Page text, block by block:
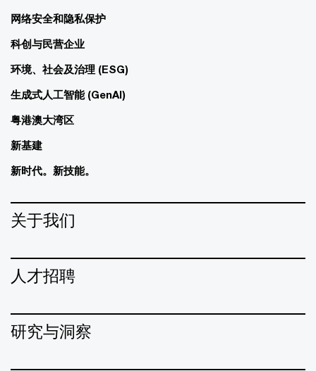
网络安全和隐私保护
科创与民营企业
环境、社会及治理 (ESG)
生成式人工智能 (GenAI)
粤港澳大湾区
新基建
新时代。新技能。
关于我们
人才招聘
研究与洞察